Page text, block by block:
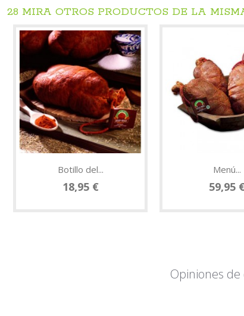
28 MIRA OTROS PRODUCTOS DE LA
Botillo del...
18,95 €
Menú...
59,95 €
Opiniones de